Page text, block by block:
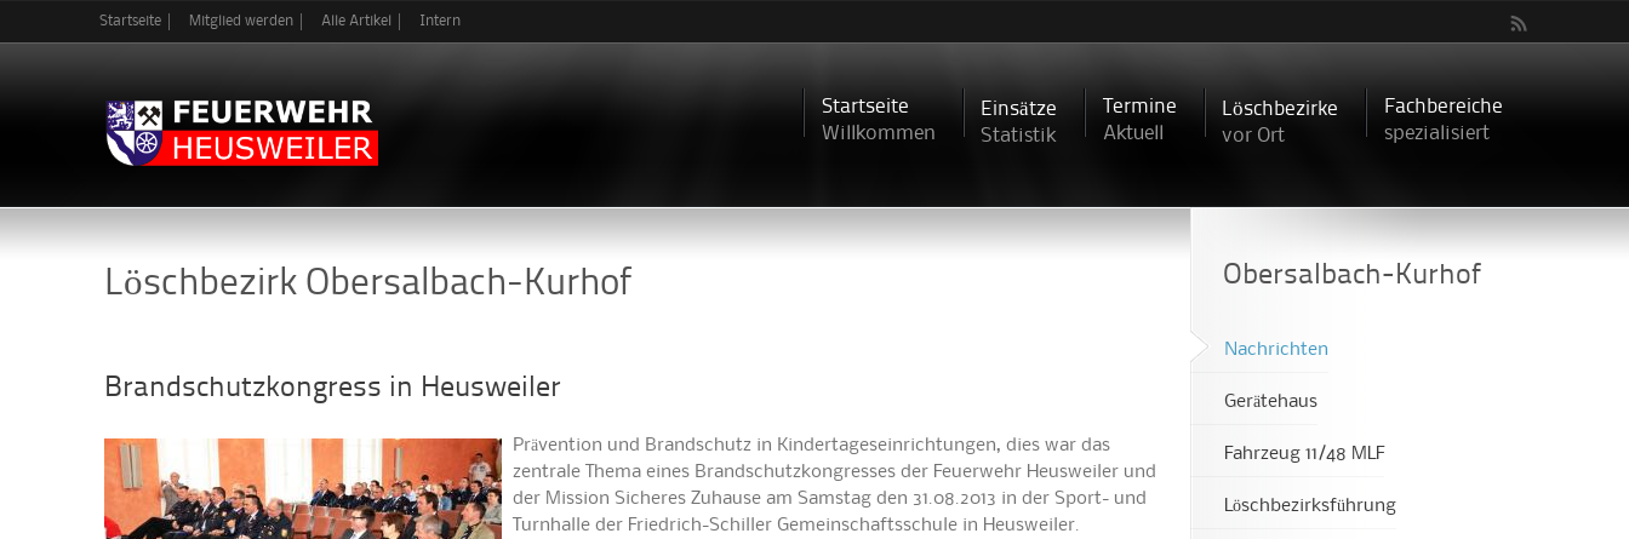
zum
Startseite Mitglied werden Alle Artikel Intern
Startseite
Willkommen
Einsätze
Statistik
Termine
Aktuell
Löschbezirke
vor Ort
Fachbereiche
spezialisiert
Löschbezirk Obersalbach-Kurhof
Brandschutzkongress in Heusweiler
Prävention und Brandschutz in Kindertageseinrichtungen, dies war das
zentrale Thema eines Brandschutzkongresses der Feuerwehr Heusweiler und
der Mission Sicheres Zuhause am Samstag den 31.08.2013 in der Sport- und
Turnhalle der Friedrich-Schiller Gemeinschaftsschule in Heusweiler.
Obersalbach-Kurhof
Nachrichten
Gerätehaus
Fahrzeug 11/48 MLF
Löschbezirksführung